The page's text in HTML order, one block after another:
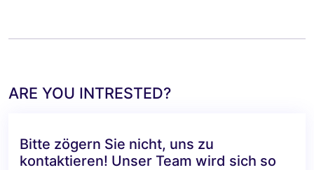
ARE YOU INTRESTED?
Bitte zögern Sie nicht, uns zu
kontaktieren! Unser Team wird sich so